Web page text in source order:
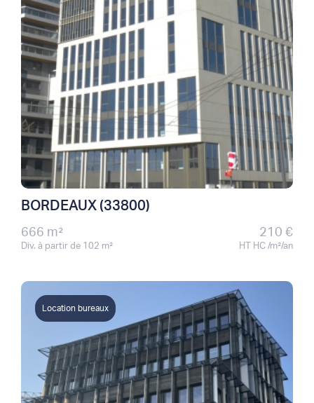
BORDEAUX (33800)
666 m²
Div. à partir de 102 m²
210 €
HT HC /m²/an
Location bureaux